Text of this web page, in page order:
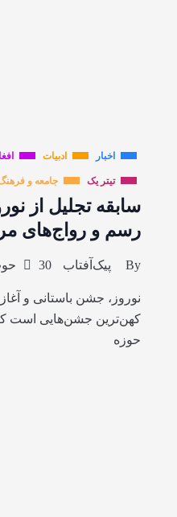
اخبار ادبیات
تیتر یک جامعه و فرهنگ
سابقه تجلیل از
رسم و رواج‌های
By پیک‌آفتاب 30 حوت 1403
نوروز، جشن باستانی و
کهن‌ترین جشن‌هایی است
حوزه